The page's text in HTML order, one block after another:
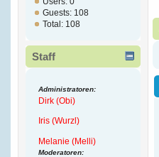
Guests: 108
Total: 108
Staff
Administratoren:
Dirk (Obi)
Iris (Wurzl)
Melanie (Melli)
Moderatoren: